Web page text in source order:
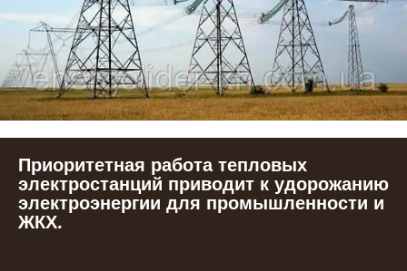
Приоритетная работа тепловых
электростанций приводит к удорожанию
электроэнергии для промышленности и
ЖКХ.